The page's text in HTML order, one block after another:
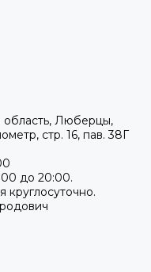
область, Люберцы,
стр. 16, пав. 38Г
до 20:00.
круглосуточно.